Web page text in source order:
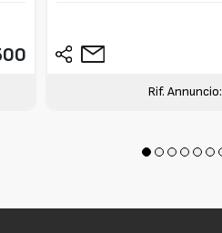
Rif. Annuncio: